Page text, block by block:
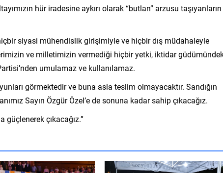
hür iradesine aykırı olarak “butlan” arzusu taşıyanların
siyasi mühendislik girişimiyle ve hiçbir dış müdahaleyle
ve milletimizin vermediği hiçbir yetki, iktidar
umulamaz ve kullanılamaz.
görmektedir ve buna asla teslim olmayacaktır. Sandığın
Sayın Özgür Özel’e de sonuna kadar sahip çıkacağız.
çıkacağız.”